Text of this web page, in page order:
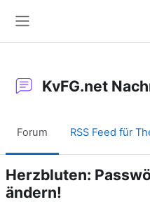
KvFG.net
Forum RSS Feed für
Herzbluten:
ändern!